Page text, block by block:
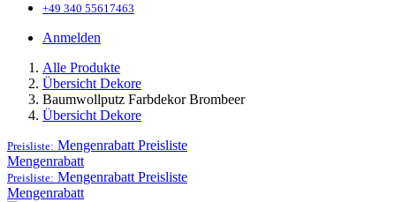
+49 340 55617463
Anmelden
Alle Produkte
Übersicht Dekore
Baumwollputz Farbdekor Brombeer
Übersicht Dekore
Preisliste: Mengenrabatt Preisliste
Mengenrabatt
Preisliste: Mengenrabatt Preisliste
Mengenrabatt